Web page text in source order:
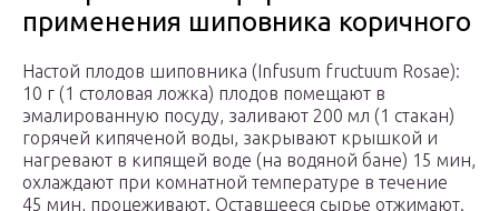
применения шиповника коричного
Настой плодов шиповника (Infusum fructuum Rosae):
10 г (1 столовая ложка) плодов помещают в
эмалированную посуду, заливают 200 мл (1 стакан)
горячей кипяченой воды, закрывают крышкой и
нагревают в кипящей воде (на водяной бане) 15 мин,
охлаждают при комнатной температуре в течение
45 мин, процеживают. Оставшееся сырье отжимают.